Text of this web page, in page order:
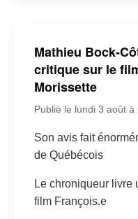
Mathieu Bock-
critique sur le
Morissette
Publié le lundi 3 août à
Son avis fait
de Québécois
Le chroniqueur livre
film François.e